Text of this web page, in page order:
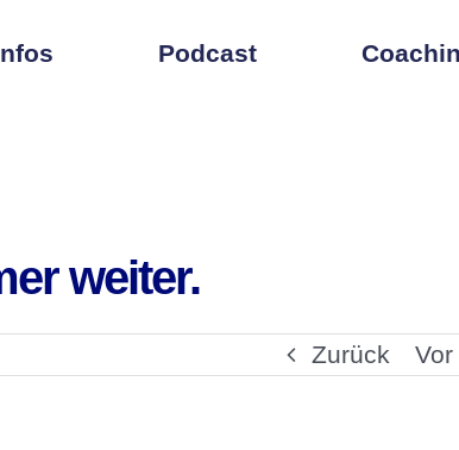
Podcast
weiter.
Zurück Vor